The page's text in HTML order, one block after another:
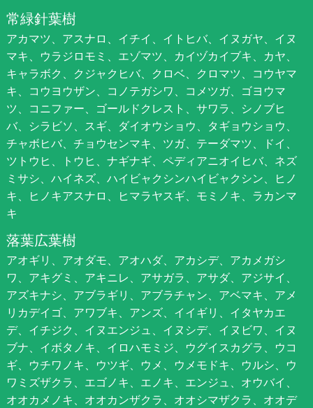
常緑針葉樹
アカマツ、アスナロ、イチイ、イトヒバ、イヌガヤ、イヌ
マキ、ウラジロモミ、エゾマツ、カイヅカイブキ、カヤ、
キャラボク、クジャクヒバ、クロベ、クロマツ、コウヤマ
キ、コウヨウザン、コノテガシワ、コメツガ、ゴヨウマ
ツ、コニファー、ゴールドクレスト、サワラ、シノブヒ
バ、シラビソ、スギ、ダイオウショウ、タギョウショウ、
チャボヒバ、チョウセンマキ、ツガ、テーダマツ、ドイ、
ツトウヒ、トウヒ、ナギナギ、ペディアニオイヒバ、ネズ
ミサシ、ハイネズ、ハイビャクシンハイビャクシン、ヒノ
キ、ヒノキアスナロ、ヒマラヤスギ、モミノキ、ラカンマ
キ
落葉広葉樹
アオギリ、アオダモ、アオハダ、アカシデ、アカメガシ
ワ、アキグミ、アキニレ、アサガラ、アサダ、アジサイ、
アズキナシ、アブラギリ、アブラチャン、アベマキ、アメ
リカデイゴ、アワブキ、アンズ、イイギリ、イタヤカエ
デ、イチジク、イヌエンジュ、イヌシデ、イヌビワ、イヌ
ブナ、イボタノキ、イロハモミジ、ウグイスカグラ、ウコ
ギ、ウチワノキ、ウツギ、ウメ、ウメモドキ、ウルシ、ウ
ワミズザクラ、エゴノキ、エノキ、エンジュ、オウバイ、
オオカメノキ、オオカンザクラ、オオシマザクラ、オオデ